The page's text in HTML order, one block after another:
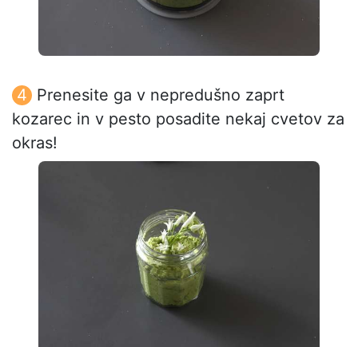
Prenesite ga v nepredušno zaprt
kozarec in v pesto posadite nekaj cvetov za
okras!